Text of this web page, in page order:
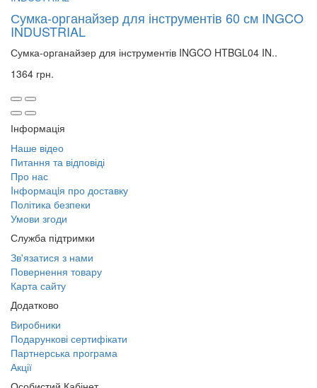
Сумка-органайзер для інструментів 60 см INGCO
INDUSTRIAL
Сумка-органайзер для інструментів INGCO HTBGL04 IN..
1364 грн.
Інформація
Наше відео
Питання та відповіді
Про нас
Iнформацiя про доставку
Політика безпеки
Умови згоди
Служба підтримки
Зв'язатися з нами
Повернення товару
Карта сайту
Додатково
Виробники
Подарункові сертифікати
Партнерська програма
Акції